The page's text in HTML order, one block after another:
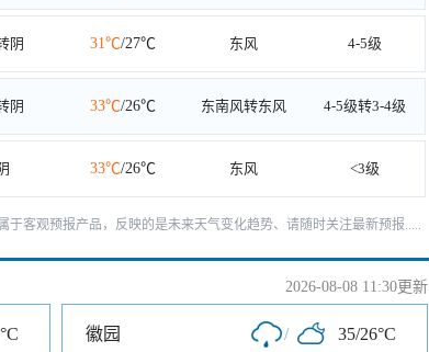
阴 31℃/27℃ 东风 4-5级
阴 33℃/26℃ 东南风转东风 4-5级转3-4级
33℃/26℃ 东风 <3级
于客观预报产品，反映的是未来天气变化趋势、请随时关注最新预报.....
2026-08-08 11:30更新
徽园 / 35/26°C